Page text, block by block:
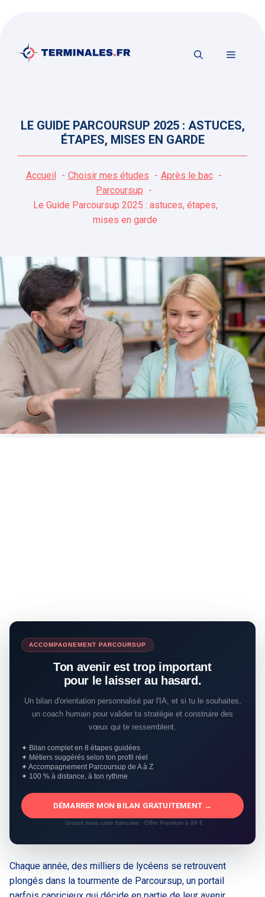
contenu
MENU
LE GUIDE PARCOURSUP 2025 : ASTUCES,
ÉTAPES, MISES EN GARDE
Accueil Choisir mes études
Après le bac
Parcoursup
Le Guide Parcoursup 2025 : astuces, étapes,
mises en garde
ACCOMPAGNEMENT PARCOURSUP
Ton avenir est trop important
pour le laisser au hasard.
Un bilan d'orientation personnalisé par l'IA, et si tu le souhaites,
un coach humain pour valider ta stratégie et construire des
vœux qui te ressemblent.
✦ Bilan complet en 8 étapes guidées
✦ Métiers suggérés selon ton profil réel
✦ Accompagnement Parcoursup de A à Z
✦ 100 % à distance, à ton rythme
DÉMARRER MON BILAN GRATUITEMENT →
Gratuit sans carte bancaire · Offre Premium à 99 €
Chaque année, des milliers de lycéens se retrouvent
plongés dans la tourmente de Parcoursup, un portail